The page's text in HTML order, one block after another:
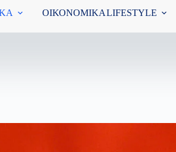
ΟΙΚΟΝΟΜΙΚΑLIFESTYLE